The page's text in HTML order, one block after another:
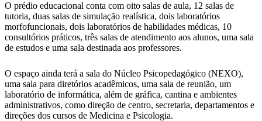
O prédio educacional conta com oito salas de aula, 12 salas de
tutoria, duas salas de simulação realística, dois laboratórios
morfofuncionais, dois laboratórios de habilidades médicas, 10
consultórios práticos, três salas de atendimento aos alunos, uma sala
de estudos e uma sala destinada aos professores.
O espaço ainda terá a sala do Núcleo Psicopedagógico (NEXO),
uma sala para diretórios acadêmicos, uma sala de reunião, um
laboratório de informática, além de gráfica, cantina e ambientes
administrativos, como direção de centro, secretaria, departamentos e
direções dos cursos de Medicina e Psicologia.